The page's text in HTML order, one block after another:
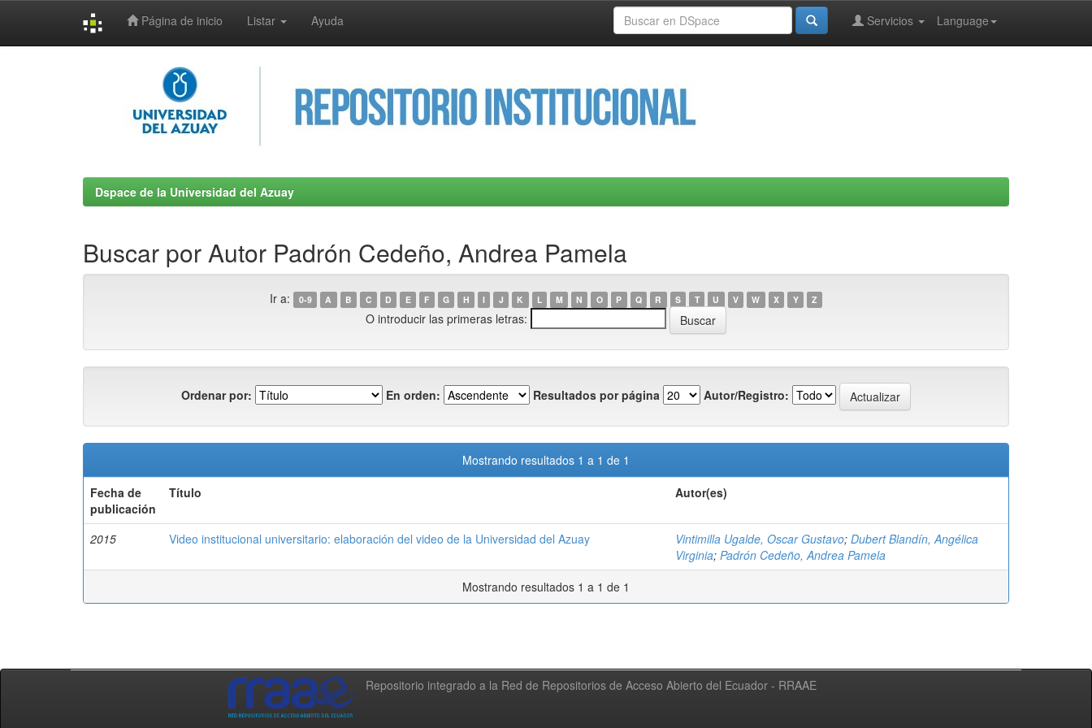
Página de inicio Listar Ayuda Language
Servicios
Dspace de la Universidad del Azuay
Buscar por Autor Padrón Cedeño, Andrea Pamela
Ir a: 0-9 A B C D E F G H I J K L M N O P Q R S T U V W X Y Z
O introducir las primeras letras:
Ordenar por: En orden: Resultados por página Autor/Registro:
Mostrando resultados 1 a 1 de 1
Fecha de
publicación
Título Autor(es)
2015 Video institucional universitario: elaboración del video de la Universidad del Azuay Vintimilla Ugalde, Oscar Gustavo; Dubert Blandín, Angélica
Virginia; Padrón Cedeño, Andrea Pamela
Mostrando resultados 1 a 1 de 1
Repositorio integrado a la Red de Repositorios de Acceso Abierto del Ecuador - RRAAE